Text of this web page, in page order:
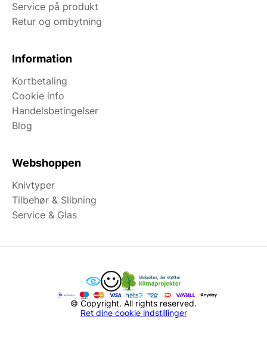
Service på produkt
Retur og ombytning
Information
Kortbetaling
Cookie info
Handelsbetingelser
Blog
Webshoppen
Knivtyper
Tilbehør & Slibning
Service & Glas
© Copyright. All rights reserved.
Ret dine cookie indstillinger